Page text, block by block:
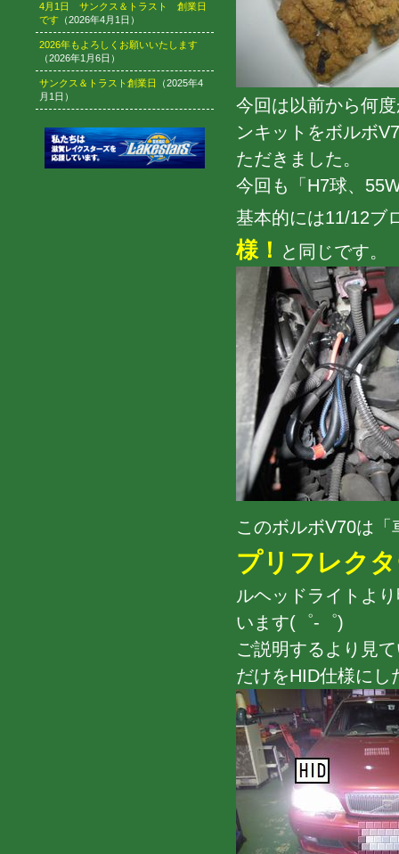
4月1日 サンクス＆トラスト 創業日
です （2026年4月1日）
2026年もよろしくお願いいたします
（2026年1月6日）
サンクス＆トラスト創業日
（2025年4
月1日）
今回は以前から何
ンキットをボルボ
ただきました。
今回も「H7球、
基本的には11/12ブ
様！ と同じです。
このボルボV70は
プリフレク
ルヘッドライトよ
います(゜-゜)
ご説明するより見
だけをHID仕様にし